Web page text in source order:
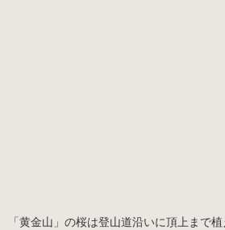
「黄金山」の桜は登山道沿いに頂上まで